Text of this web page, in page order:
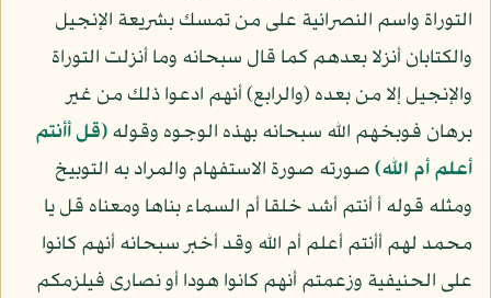
التوراة واسم النصرانية على من تمسك بشريعة الإنجيل
والكتابان أنزلا بعدهم كما قال سبحانه وما أنزلت التوراة
والإنجيل إلا من بعده (والرابع) أنهم ادعوا ذلك من غير
برهان فوبخهم الله سبحانه بهذه الوجوه وقوله﴿قل أأنتم
أعلم أم الله﴾صورته صورة الاستفهام والمراد به التوبيخ
ومثله قوله أ أنتم أشد خلقا أم السماء بناها ومعناه قل يا
محمد لهم أأنتم أعلم أم الله وقد أخبر سبحانه أنهم كانوا
على الحنيفية وزعمتم أنهم كانوا هودا أو نصارى فيلزمكم